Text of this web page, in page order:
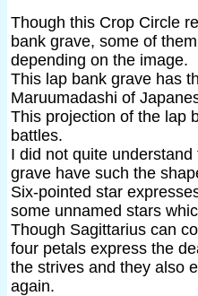
Though this Crop Circle
bank grave, some of
depending on the image.
This lap bank grave has
Maruumadashi of
This projection of the lap
battles.
I did not quite
grave have such the
Six-pointed star
some unnamed stars
Though Sagittarius can
four petals express the
the strives and they also
again.